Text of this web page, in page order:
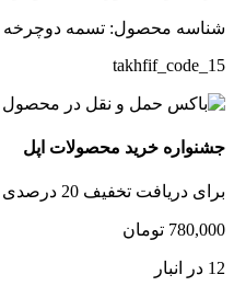
شناسه محصول: تسمه دوچرخه 250j
takhfif_code_15
جشنواره خرید محصولات اپل
برای دریافت تخفیف 20 درصدی عجله کنید!
780,000 تومان
12 در انبار